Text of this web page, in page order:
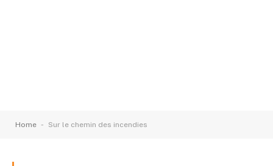
Home - Sur le chemin des incendies